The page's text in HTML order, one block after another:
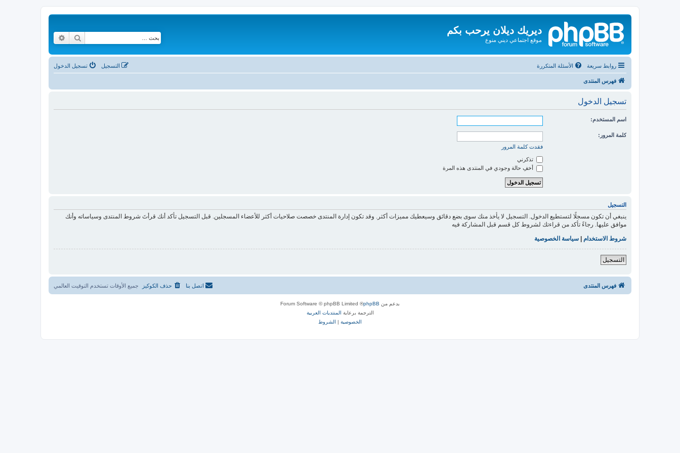
ديريك ديلان يرحب بكم
موقع اجتماعي ديني منوع بحث
روابط سريعة الأسئلة المتكررة تسجيل الدخول التسجيل
فهرس المنتدى
تسجيل الدخول
اسم المستخدم:
كلمة المرور:
فقدت كلمة المرور
تذكرني
أخفِ حالة وجودي في المنتدى هذه المرة
التسجيل
ينبغي أن تكون مسجلًا لتستطيع الدخول. التسجيل لا يأخذ منك سوى بضع دقائق وسيعطيك مميزات أكثر. وقد تكون إدارة المنتدى خصصت صلاحيات أكثر للأعضاء المسجلين. قبل التسجيل تأكد أنك قرأتَ شروط المنتدى وسياساته وأنك
موافق عليها. رجاءً تأكد من قراءتك لشروط كل قسم قبل المشاركة فيه
شروط الاستخدام
سياسة الخصوصية
التسجيل
فهرس المنتدى جميع الأوقات تستخدم التوقيت العالمي حذف الكوكيز اتصل بنا
بدعم من phpBB
® Forum Software © phpBB Limited
الترجمة برعاية المنتديات العربية
الخصوصية | الشروط